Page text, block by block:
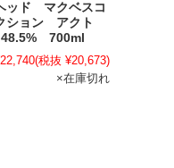
ッド マクベスコ
ション アクト
700ml
(税抜 ¥20,673)
×在庫切れ